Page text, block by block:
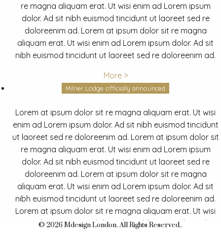
re magna aliquam erat. Ut wisi enim ad Lorem ipsum
dolor. Ad sit nibh euismod tincidunt ut laoreet sed re
doloreenim ad. Lorem at ipsum dolor sit re magna
aliquam erat. Ut wisi enim ad Lorem ipsum dolor. Ad sit
nibh euismod tincidunt ut laoreet sed re doloreenim ad.
More >
Milner Lodge officially announced
Lorem at ipsum dolor sit re magna aliquam erat. Ut wisi
enim ad Lorem ipsum dolor. Ad sit nibh euismod tincidunt
ut laoreet sed re doloreenim ad. Lorem at ipsum dolor sit
re magna aliquam erat. Ut wisi enim ad Lorem ipsum
dolor. Ad sit nibh euismod tincidunt ut laoreet sed re
doloreenim ad. Lorem at ipsum dolor sit re magna
aliquam erat. Ut wisi enim ad Lorem ipsum dolor. Ad sit
nibh euismod tincidunt ut laoreet sed re doloreenim ad.
Lorem at ipsum dolor sit re magna aliquam erat. Ut wisi
enim ad Lorem ipsum dolor. Ad sit nibh euismod tincidunt
© 2026 Mdesign London. All Rights Reserved..